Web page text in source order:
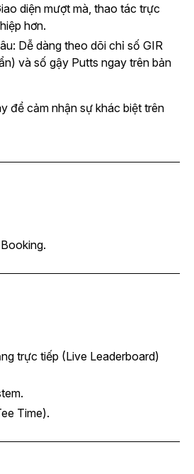
diện mượt mà, thao tác trực
hơn.
Dễ dàng theo dõi chỉ số GIR
và số gậy Putts ngay trên bản
để cảm nhận sự khác biệt trên
trực tiếp (Live Leaderboard)
Time).